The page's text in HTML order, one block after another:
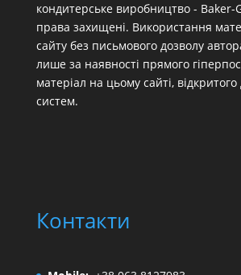
кондитерське виробництво - Baker-
права захищені. Використання
сайту без письмового дозволу
лише за наявності прямого
матеріал на цьому сайті,
систем.
Контакти